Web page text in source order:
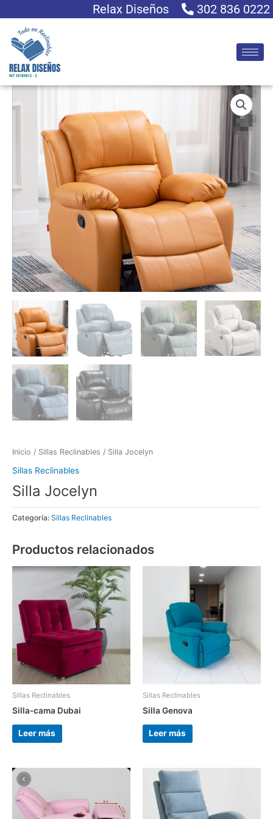
al
contenido
Relax Diseños 302 836 0222
Inicio / Sillas Reclinables / Silla Jocelyn
Sillas Reclinables
Silla Jocelyn
Categoría: Sillas Reclinables
Productos relacionados
Sillas Reclinables
Silla-cama Dubai
Leer más
Sillas Reclinables
Silla Genova
Leer más